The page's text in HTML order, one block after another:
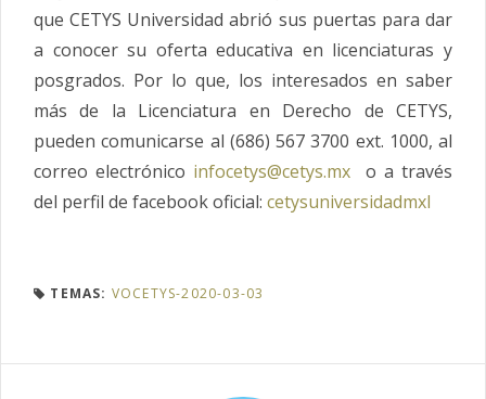
que CETYS Universidad abrió sus puertas para dar
a conocer su oferta educativa en licenciaturas y
posgrados. Por lo que, los interesados en saber
más de la Licenciatura en Derecho de CETYS,
pueden comunicarse al (686) 567 3700 ext. 1000, al
correo electrónico infocetys@cetys.mx o a través
del perfil de facebook oficial: cetysuniversidadmxl
TEMAS: VOCETYS-2020-03-03